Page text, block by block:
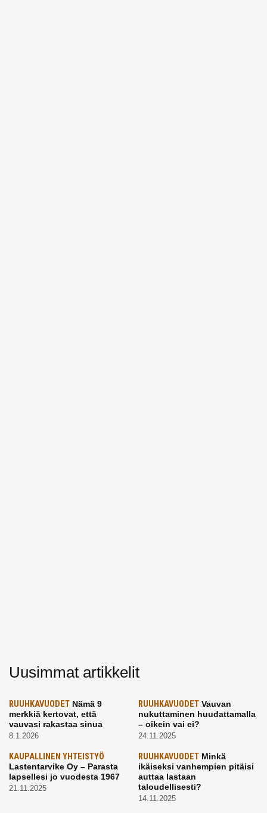
Uusimmat artikkelit
RUUHKAVUODET Nämä 9
merkkiä kertovat, että
vauvasi rakastaa sinua
8.1.2026
RUUHKAVUODETVauvan
nukuttaminen huudattamalla
– oikein vai ei?
24.11.2025
KAUPALLINEN YHTEISTYÖ
Lastentarvike Oy – Parasta
lapsellesi jo vuodesta 1967
21.11.2025
RUUHKAVUODETMinkä
ikäiseksi vanhempien pitäisi
auttaa lastaan
taloudellisesti?
14.11.2025